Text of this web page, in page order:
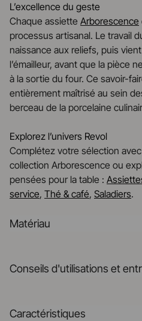
L’excellence du geste
Chaque assiette Arborescence
processus artisanal. Le travail
naissance aux reliefs, puis
l’émailleur, avant que la pièce
à la sortie du four. Ce savoir-
entièrement maîtrisé au sein
berceau de la porcelaine
Explorez l’univers Revol
Complétez votre sélection
collection Arborescence ou
pensées pour la table :
service, Thé & café, Saladiers.
Matériau
manufacture REVOL. Elle
département R&D
Conseils d'utilisations et
Caractéristiques